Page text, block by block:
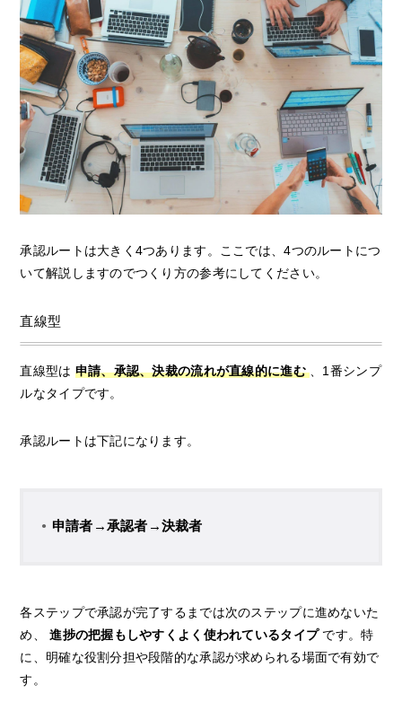
承認ルートは大きく4つあります。ここでは、4つのルートにつ
いて解説しますのでつくり方の参考にしてください。
直線型
直線型は 申請、承認、決裁の流れが直線的に進む 、1番シンプ
ルなタイプです。
承認ルートは下記になります。
申請者→承認者→決裁者
各ステップで承認が完了するまでは次のステップに進めないた
め、進捗の把握もしやすくよく使われているタイプ です。特
に、明確な役割分担や段階的な承認が求められる場面で有効で
す。